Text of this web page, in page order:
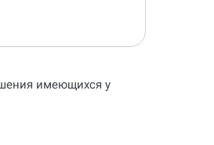
имеющихся у